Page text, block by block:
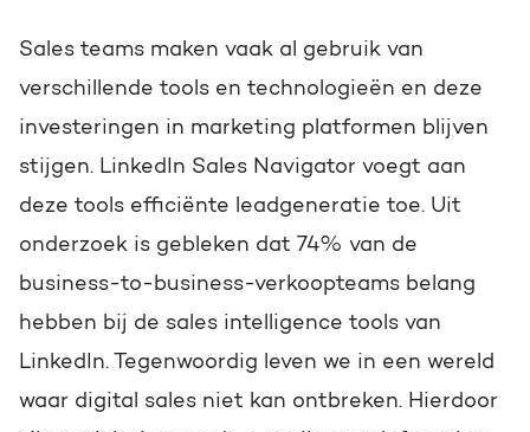
Sales teams maken vaak al gebruik van
verschillende tools en technologieën en deze
investeringen in marketing platformen blijven
stijgen. LinkedIn Sales Navigator voegt aan
deze tools efficiënte leadgeneratie toe. Uit
onderzoek is gebleken dat 74% van de
business-to-business-verkoopteams belang
hebben bij de sales intelligence tools van
LinkedIn.
Tegenwoordig leven we in een wereld
waar digital sales niet kan ontbreken. Hierdoor